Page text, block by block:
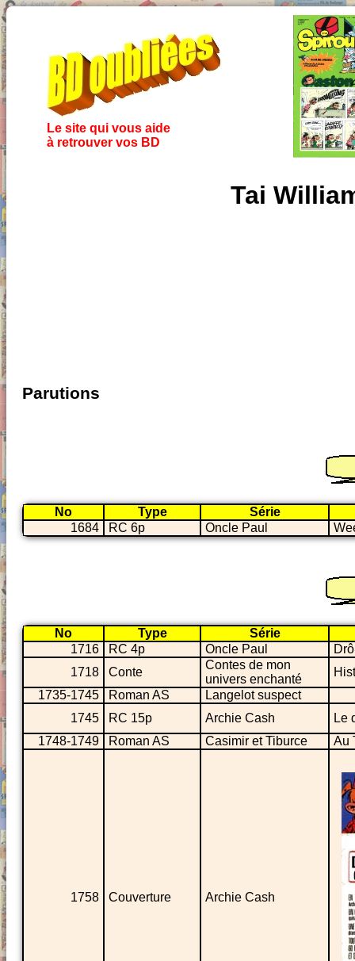
Le site qui vous aide
à retrouver vos BD
Tai
Parutions
No Type
Série
1684
RC 6p Oncle Paul
No Type
Série
1716
RC 4p Oncle Paul
1718
Conte
Contes de mon
univers enchanté
1735-1745
Roman AS
Langelot suspect
1745
RC 15p Archie Cash
Le
1748-1749
Roman AS Casimir et Tiburce Au
1758 Couverture Archie Cash